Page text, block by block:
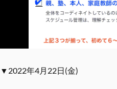
▼2022年4月22日(金)